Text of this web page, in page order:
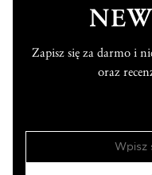
Zapisz się za darmo i
oraz